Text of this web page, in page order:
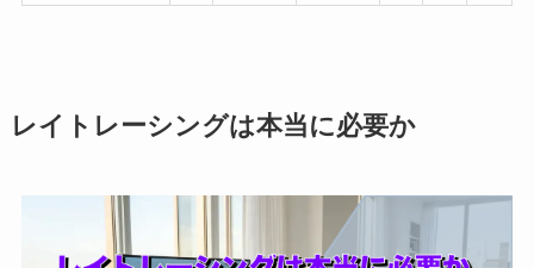
レイトレーシングは本当に必要か